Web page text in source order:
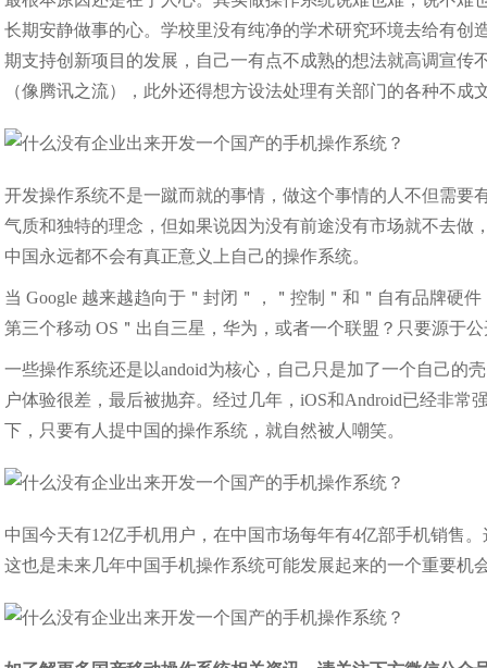
长期安静做事的心。学校里没有纯净的学术研究环境去给有
期支持创新项目的发展，自己一有点不成熟的想法就高调宣
（像腾讯之流），此外还得想方设法处理有关部门的各种不
开发操作系统不是一蹴而就的事情，做这个事情的人不但需
气质和独特的理念，但如果说因为没有前途没有市场就不去做
中国永远都不会有真正意义上自己的操作系统。
当 Google 越来越趋向于＂封闭＂，＂控制＂和＂自有品牌硬
第三个移动 OS＂出自三星，华为，或者一个联盟？只要源于
一些操作系统还是以andoid为核心，自己只是加了一个自己的
户体验很差，最后被抛弃。经过几年，iOS和Android已经非
下，只要有人提中国的操作系统，就自然被人嘲笑。
中国今天有12亿手机用户，在中国市场每年有4亿部手机销售
这也是未来几年中国手机操作系统可能发展起来的一个重要机